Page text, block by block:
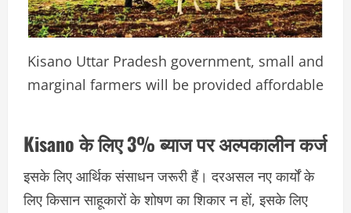
Kisano Uttar Pradesh government, small and
marginal farmers will be provided affordable
Kisano के लिए 3% ब्याज पर अल्पकालीन कर्ज
इसके लिए आर्थिक संसाधन जरूरी हैं। दरअसल नए कार्यों के
लिए किसान साहूकारों के शोषण का शिकार न हों, इसके लिए